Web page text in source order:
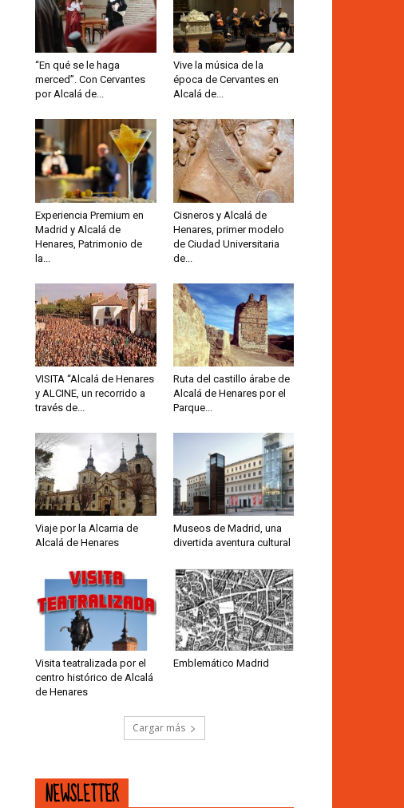
“En qué se le haga
merced”. Con Cervantes
por Alcalá de...
Vive la música de la
época de Cervantes en
Alcalá de...
Experiencia Premium en
Madrid y Alcalá de
Henares, Patrimonio de
la...
Cisneros y Alcalá de
Henares, primer modelo
de Ciudad Universitaria
de...
VISITA “Alcalá de Henares
y ALCINE, un recorrido a
través de...
Ruta del castillo árabe de
Alcalá de Henares por el
Parque...
Viaje por la Alcarria de
Alcalá de Henares
Museos de Madrid, una
divertida aventura cultural
Visita teatralizada por el
centro histórico de Alcalá
de Henares
Emblemático Madrid
Cargar más
NEWSLETTER